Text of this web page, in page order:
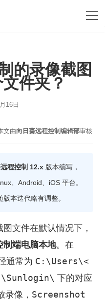
的录像截图
件夹？
16日
文由向日葵远程控制编辑部审核
程控制 12.x 版本编写，
、Android、iOS 平台。
本迭代略有调整。
文件在默认情况下，
制端电脑本地。在
通常为 C:\Users\<
下的对应
录像， Screenshot